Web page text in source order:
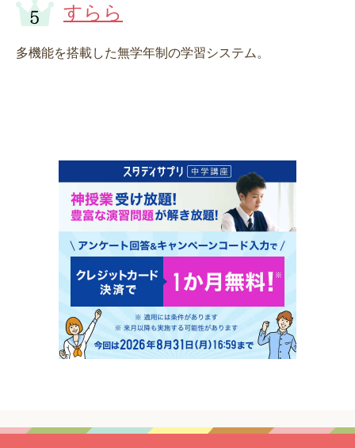
すらら
多機能を搭載した無学年制の学習システム。